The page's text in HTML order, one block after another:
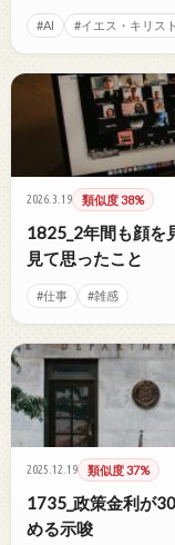
#AI #イエス・キリスト
2026.3.19 類似度 38%
1825_2年間も顔を
見て思ったこと
#仕事 #雑感
2025.12.19 類似度 37%
1735_政策金利が
める示唆